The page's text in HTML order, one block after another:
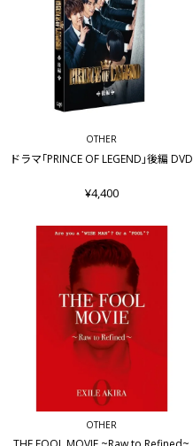
OTHER
ドラマ｢PRINCE OF LEGEND｣後編 DVD
¥4,400
OTHER